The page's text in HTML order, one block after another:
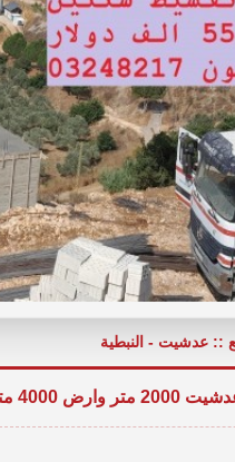
:: عدشيت - النبطية
4000 متر